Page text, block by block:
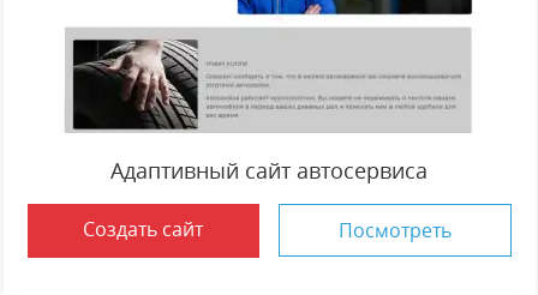
Адаптивный сайт автосервиса
Создать сайт Посмотреть